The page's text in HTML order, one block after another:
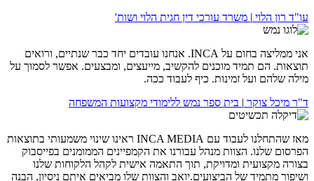
עו"ד רון הלוי | משרד עורכי דין חגית הלוי ושות'
אני ממליצה בחום על INCA. אנחנו עובדים יחד כבר שנתיים, ורואים
תוצאות. הם תמיד מוכנים להקשיב, מייעצים, ומבצעים. אפשר לסמוך על
מילה שלהם ועל זמינות. כיף לעבוד ככה.
ד"ר מיכל צוקר | בית ספר נמש ללימודי מקצועות המשפחה
מאז שהתחלנו לעבוד עם INCA MEDIA ראינו שינוי משמעותי בתוצאות
הפרסום שלנו. הצוות מנהל עבורנו את הקמפיינים הממומנים בפייסבוק
בצורה מקצועית ומדויקת, תוך התאמה אישית לקהל הלקוחות שלנו
ושיפור מתמיד של הביצועים.יואב והצוות שלו מביאים איתם ניסיון, הבנה